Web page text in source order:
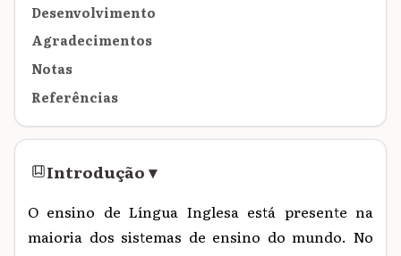
Desenvolvimento
Agradecimentos
Notas
Referências
Introdução▾
O ensino de Língua Inglesa está presente na
maioria dos sistemas de ensino do mundo. No